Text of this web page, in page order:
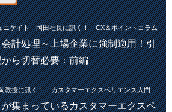
ニケイト 岡田社長に訊く！ CX＆ポイントコラム
計処理～上場企業に強制適用！引
ら切替必要：前編
教授に訊く！ カスタマーエクスペリエンス入門
集まっているカスタマーエクスペ